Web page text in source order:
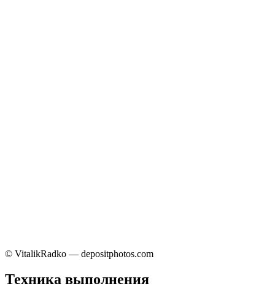
© VitalikRadko — depositphotos.com
Техника выполнения